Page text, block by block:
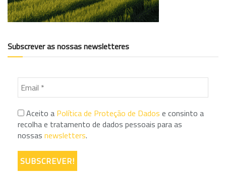
Subscrever as nossas newsletteres
Aceito a Política de Proteção de Dados e consinto a
recolha e tratamento de dados pessoais para as
nossas newsletters.